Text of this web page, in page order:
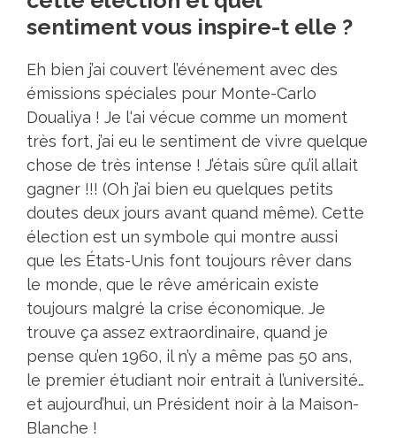
sentiment vous inspire-t elle ?
Eh bien j’ai couvert l’événement avec des
émissions spéciales pour Monte-Carlo
Doualiya ! Je l‘ai vécue comme un moment
très fort, j’ai eu le sentiment de vivre quelque
chose de très intense ! J’étais sûre qu’il allait
gagner !!! (Oh j’ai bien eu quelques petits
doutes deux jours avant quand même). Cette
élection est un symbole qui montre aussi
que les États-Unis font toujours rêver dans
le monde, que le rêve américain existe
toujours malgré la crise économique. Je
trouve ça assez extraordinaire, quand je
pense qu’en 1960, il n’y a même pas 50 ans,
le premier étudiant noir entrait à l’université…
et aujourd’hui, un Président noir à la Maison-
Blanche !